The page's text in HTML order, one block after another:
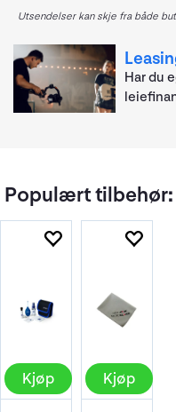
Utsendelser kan skje fra både
Har du
Populært tilbehør:
Kjøp Kjøp